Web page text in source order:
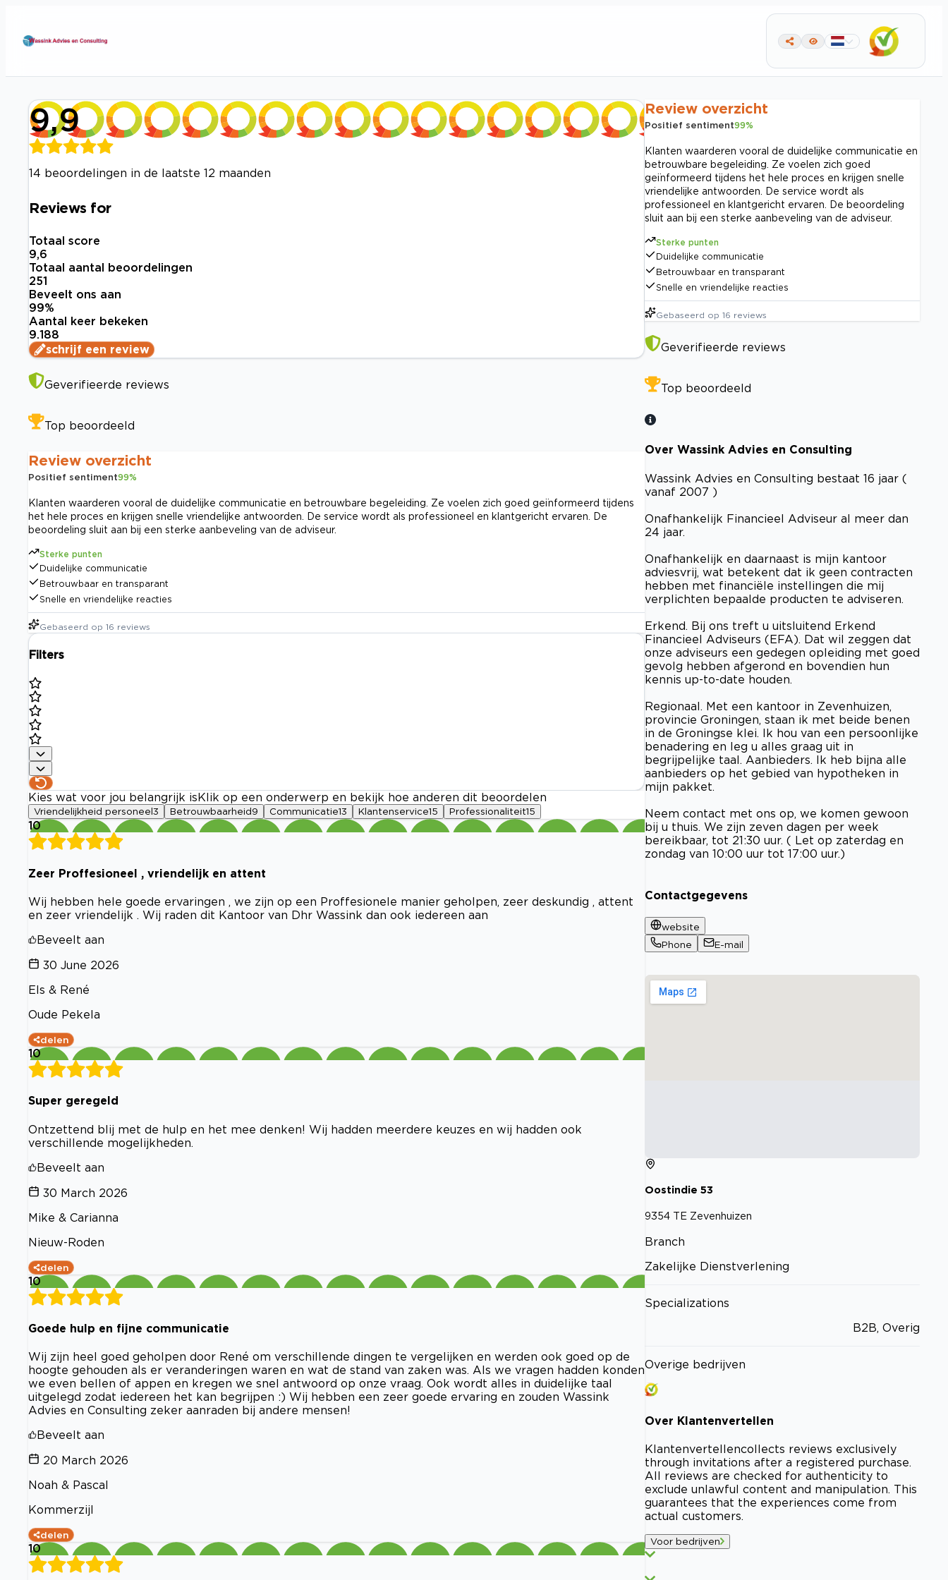
9,9
14 beoordelingen in de laatste 12 maanden
Reviews for
Totaal score
9,6
Totaal aantal beoordelingen
251
Beveelt ons aan
99%
Aantal keer bekeken
9.188
schrijf een review
Geverifieerde reviews
Top beoordeeld
Review overzicht
Positief sentiment99%
Klanten waarderen vooral de duidelijke communicatie en betrouwbare begeleiding. Ze voelen zich goed geïnformeerd tijdens
het hele proces en krijgen snelle vriendelijke antwoorden. De service wordt als professioneel en klantgericht ervaren. De
beoordeling sluit aan bij een sterke aanbeveling van de adviseur.
Sterke punten
Duidelijke communicatie
Betrouwbaar en transparant
Snelle en vriendelijke reacties
Gebaseerd op 16 reviews
Filters
Kies wat voor jou belangrijk is Klik op een onderwerp en bekijk hoe anderen dit beoordelen
Vriendelijkheid personeel 3 Betrouwbaarheid 9 Communicatie13 Klantenservice15 Professionaliteit15
10
Zeer Proffesioneel , vriendelijk en attent
Wij hebben hele goede ervaringen , we zijn op een Proffesionele manier geholpen, zeer deskundig , attent
en zeer vriendelijk . Wij raden dit Kantoor van Dhr Wassink dan ook iedereen aan
Beveelt aan
30 June 2026
Els & René
Oude Pekela
delen
10
Super geregeld
Ontzettend blij met de hulp en het mee denken! Wij hadden meerdere keuzes en wij hadden ook
verschillende mogelijkheden.
Beveelt aan
30 March 2026
Mike & Carianna
Nieuw-Roden
delen
10
Goede hulp en fijne communicatie
Wij zijn heel goed geholpen door René om verschillende dingen te vergelijken en werden ook goed op de
hoogte gehouden als er veranderingen waren en wat de stand van zaken was. Als we vragen hadden konden
we even bellen of appen en kregen we snel antwoord op onze vraag. Ook wordt alles in duidelijke taal
uitgelegd zodat iedereen het kan begrijpen :) Wij hebben een zeer goede ervaring en zouden Wassink
Advies en Consulting zeker aanraden bij andere mensen!
Beveelt aan
20 March 2026
Noah & Pascal
Kommerzijl
delen
10
Review overzicht
Positief sentiment99%
Klanten waarderen vooral de duidelijke communicatie en
betrouwbare begeleiding. Ze voelen zich goed
geïnformeerd tijdens het hele proces en krijgen snelle
vriendelijke antwoorden. De service wordt als
professioneel en klantgericht ervaren. De beoordeling
sluit aan bij een sterke aanbeveling van de adviseur.
Sterke punten
Duidelijke communicatie
Betrouwbaar en transparant
Snelle en vriendelijke reacties
Gebaseerd op 16 reviews
Geverifieerde reviews
Top beoordeeld
Over Wassink Advies en Consulting
Wassink Advies en Consulting bestaat 16 jaar (
vanaf 2007 )
Onafhankelijk Financieel Adviseur al meer dan
24 jaar.
Onafhankelijk en daarnaast is mijn kantoor
adviesvrij, wat betekent dat ik geen contracten
hebben met financiële instellingen die mij
verplichten bepaalde producten te adviseren.
Erkend. Bij ons treft u uitsluitend Erkend
Financieel Adviseurs (EFA). Dat wil zeggen dat
onze adviseurs een gedegen opleiding met goed
gevolg hebben afgerond en bovendien hun
kennis up-to-date houden.
Regionaal. Met een kantoor in Zevenhuizen,
provincie Groningen, staan ik met beide benen
in de Groningse klei. Ik hou van een persoonlijke
benadering en leg u alles graag uit in
begrijpelijke taal. Aanbieders. Ik heb bijna alle
aanbieders op het gebied van hypotheken in
mijn pakket.
Neem contact met ons op, we komen gewoon
bij u thuis. We zijn zeven dagen per week
bereikbaar, tot 21:30 uur. ( Let op zaterdag en
zondag van 10:00 uur tot 17:00 uur.)
Contactgegevens
website
Phone
E-mail
Oostindie 53
9354 TE Zevenhuizen
Branch
Zakelijke Dienstverlening
Specializations
B2B, Overig
Overige bedrijven
Over Klantenvertellen
Klantenvertellencollects reviews exclusively
through invitations after a registered purchase.
All reviews are checked for authenticity to
exclude unlawful content and manipulation. This
guarantees that the experiences come from
actual customers.
Voor bedrijven